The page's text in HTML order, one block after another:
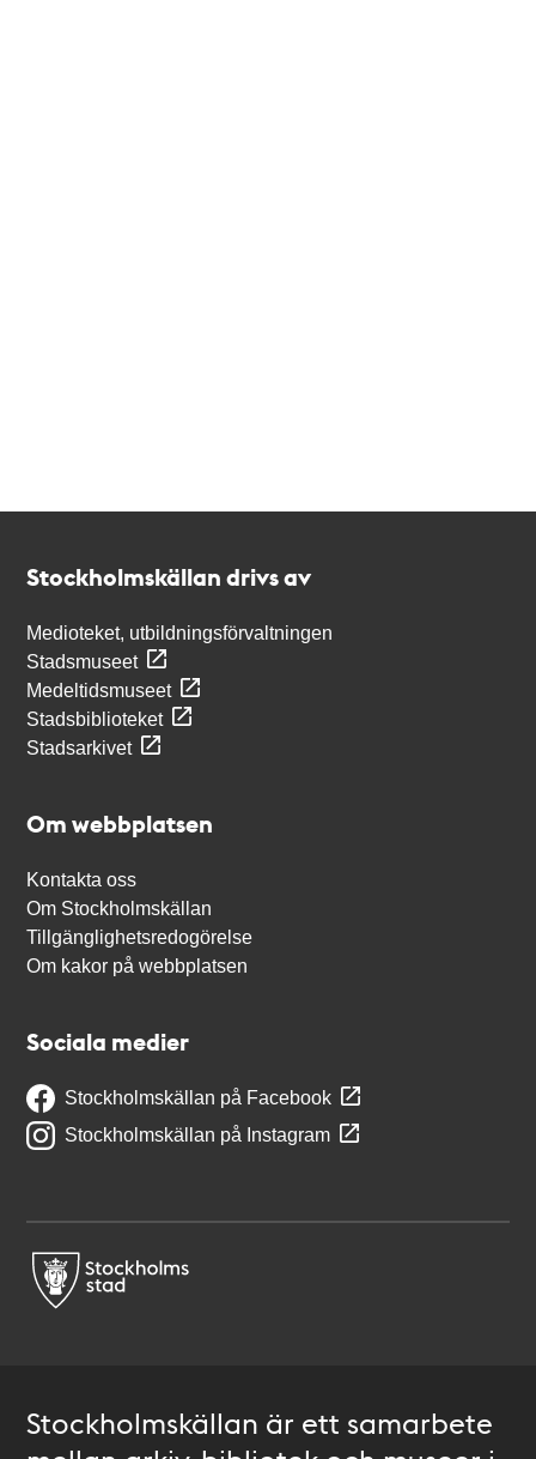
Stockholmskällan drivs av
Medioteket, utbildningsförvaltningen
Stadsmuseet
Medeltidsmuseet
Stadsbiblioteket
Stadsarkivet
Om webbplatsen
Kontakta oss
Om Stockholmskällan
Tillgänglighetsredogörelse
Om kakor på webbplatsen
Sociala medier
Stockholmskällan på Facebook
Stockholmskällan på Instagram
Stockholmskällan är ett samarbete